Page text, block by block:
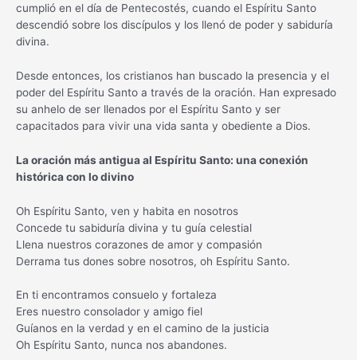
cumplió en el día de Pentecostés, cuando el Espíritu Santo
descendió sobre los discípulos y los llenó de poder y sabiduría
divina.
Desde entonces, los cristianos han buscado la presencia y el
poder del Espíritu Santo a través de la oración. Han expresado
su anhelo de ser llenados por el Espíritu Santo y ser
capacitados para vivir una vida santa y obediente a Dios.
La oración más antigua al Espíritu Santo: una conexión
histórica con lo divino
Oh Espíritu Santo, ven y habita en nosotros
Concede tu sabiduría divina y tu guía celestial
Llena nuestros corazones de amor y compasión
Derrama tus dones sobre nosotros, oh Espíritu Santo.
En ti encontramos consuelo y fortaleza
Eres nuestro consolador y amigo fiel
Guíanos en la verdad y en el camino de la justicia
Oh Espíritu Santo, nunca nos abandones.